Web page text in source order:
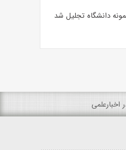
دانشگاه تجلیل شد
اخبارعلمی